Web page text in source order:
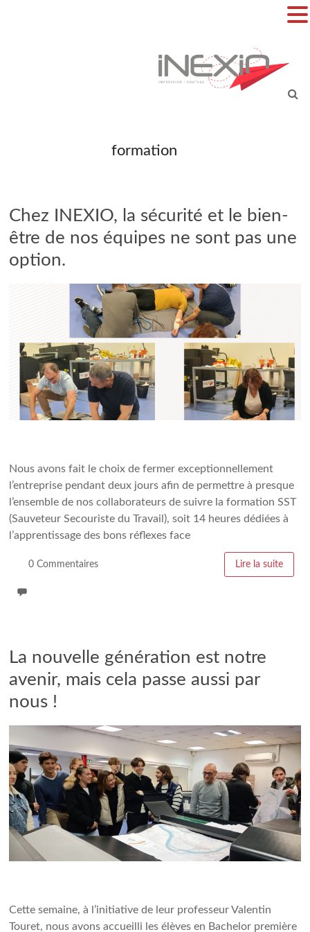
formation
Chez INEXIO, la sécurité et le bien-
être de nos équipes ne sont pas une
option.
Nous avons fait le choix de fermer exceptionnellement
l’entreprise pendant deux jours afin de permettre à presque
l’ensemble de nos collaborateurs de suivre la formation SST
(Sauveteur Secouriste du Travail), soit 14 heures dédiées à
l’apprentissage des bons réflexes face
0 Commentaires Lire la suite
La nouvelle génération est notre
avenir, mais cela passe aussi par
nous !
Cette semaine, à l’initiative de leur professeur Valentin
Touret, nous avons accueilli les élèves en Bachelor première